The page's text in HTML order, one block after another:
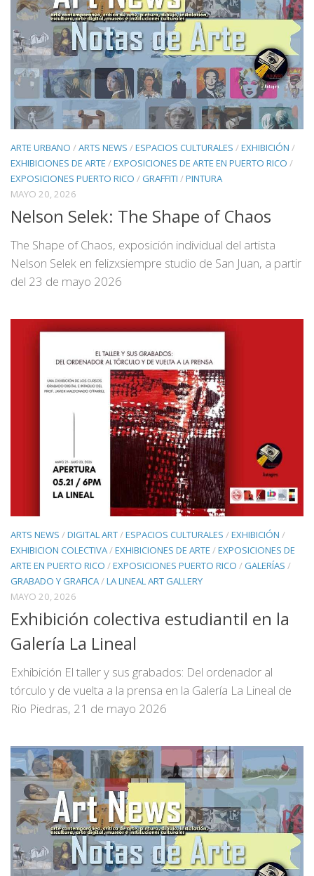
ARTE URBANO /ARTS NEWS /ESPACIOS CULTURALES /EXHIBICIÓN /
EXHIBICIONES DE ARTE /EXPOSICIONES DE ARTE EN PUERTO RICO /
EXPOSICIONES PUERTO RICO / GRAFFITI /PINTURA
MAYO 20, 2026
Nelson Selek: The Shape of Chaos
The Shape of Chaos, exposición individual del artista
Nelson Selek en felizxsiempre studio de San Juan, a partir
del 23 de mayo 2026
ARTS NEWS /DIGITAL ART/ESPACIOS CULTURALES /EXHIBICIÓN /
EXHIBICION COLECTIVA/EXHIBICIONES DE ARTE /EXPOSICIONES DE
ARTE EN PUERTO RICO /EXPOSICIONES PUERTO RICO / GALERÍAS /
GRABADO Y GRAFICA/LA LINEAL ART GALLERY
MAYO 20, 2026
Exhibición colectiva estudiantil en la
Galería La Lineal
Exhibición El taller y sus grabados: Del ordenador al
tórculo y de vuelta a la prensa en la Galería La Lineal de
Rio Piedras, 21 de mayo 2026